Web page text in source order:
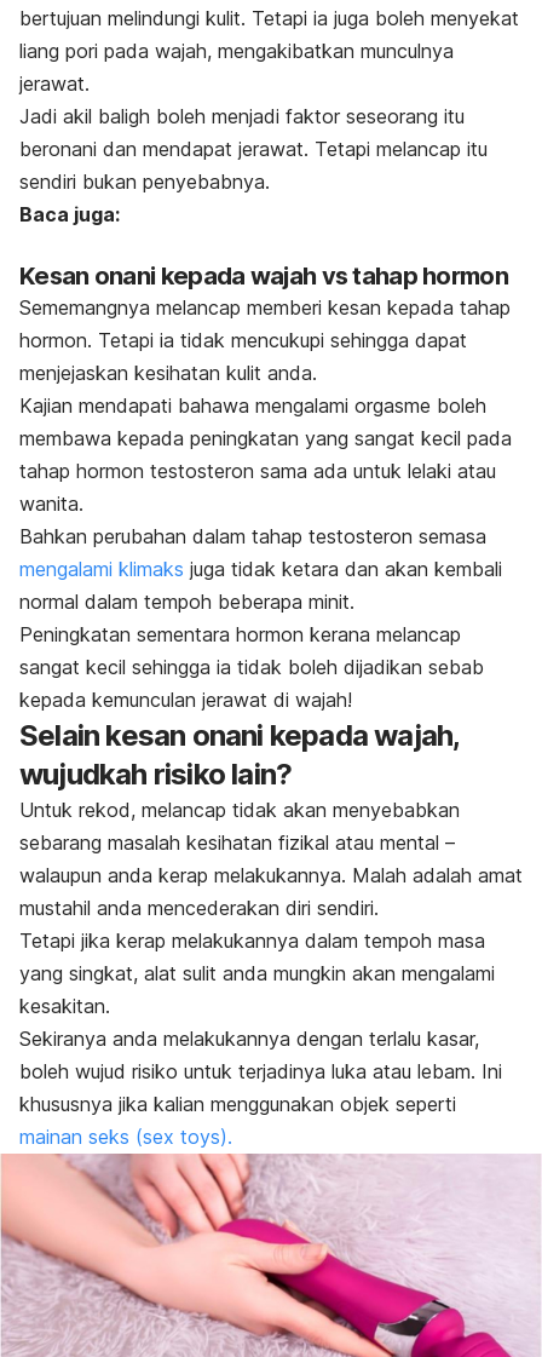
bertujuan melindungi kulit. Tetapi ia juga boleh menyekat
liang pori pada wajah, mengakibatkan munculnya
jerawat.
Jadi akil baligh boleh menjadi faktor seseorang itu
beronani dan mendapat jerawat. Tetapi melancap itu
sendiri bukan penyebabnya.
Baca juga:
Kesan onani kepada wajah vs tahap hormon
Sememangnya melancap memberi kesan kepada tahap
hormon. Tetapi ia tidak mencukupi sehingga dapat
menjejaskan kesihatan kulit anda.
Kajian mendapati bahawa mengalami orgasme boleh
membawa kepada peningkatan yang sangat kecil pada
tahap hormon testosteron sama ada untuk lelaki atau
wanita.
Bahkan perubahan dalam tahap testosteron semasa
mengalami klimaks juga tidak ketara dan akan kembali
normal dalam tempoh beberapa minit.
Peningkatan sementara hormon kerana melancap
sangat kecil sehingga ia tidak boleh dijadikan sebab
kepada kemunculan jerawat di wajah!
Selain kesan onani kepada wajah,
wujudkah risiko lain?
Untuk rekod, melancap tidak akan menyebabkan
sebarang masalah kesihatan fizikal atau mental –
walaupun anda kerap melakukannya. Malah adalah amat
mustahil anda mencederakan diri sendiri.
Tetapi jika kerap melakukannya dalam tempoh masa
yang singkat, alat sulit anda mungkin akan mengalami
kesakitan.
Sekiranya anda melakukannya dengan terlalu kasar,
boleh wujud risiko untuk terjadinya luka atau lebam. Ini
khususnya jika kalian menggunakan objek seperti
mainan seks (sex toys).